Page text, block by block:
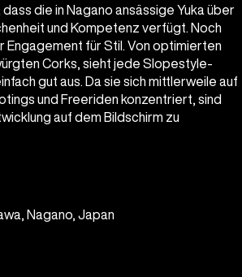
die in Nagano ansässige Yuka über
und Kompetenz verfügt. Noch
Engagement für Stil. Von optimierten
Corks, sieht jede Slopestyle-
gut aus. Da sie sich mittlerweile auf
und Freeriden konzentriert, sind
auf dem Bildschirm zu
Nagano, Japan